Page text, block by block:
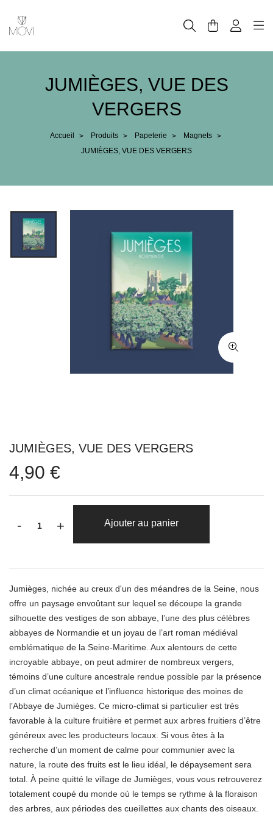
JUMIÈGES, VUE DES
VERGERS
Accueil > Produits > Papeterie > Magnets
>
JUMIÈGES, VUE DES VERGERS
JUMIÈGES, VUE DES VERGERS
4,90 €
- + Ajouter au panier
Jumièges, nichée au creux d'un des méandres de la Seine, nous
offre un paysage envoûtant sur lequel se découpe la grande
silhouette des vestiges de son abbaye, l’une des plus célèbres
abbayes de Normandie et un joyau de l’art roman médiéval
emblématique de la Seine-Maritime . Aux alentours de cette
incroyable abbaye, on peut admirer de nombreux vergers,
témoins d’une culture ancestrale rendue possible par la présence
d’un climat océanique et l’influence historique des moines de
l’Abbaye de Jumièges. Ce micro-climat si particulier est très
favorable à la culture fruitière et permet aux arbres fruitiers d’être
généreux avec les producteurs locaux. Si vous êtes à la
recherche d’un moment de calme pour communier avec la
nature, la route des fruits est le lieu idéal, le dépaysement sera
total. À peine quitté le village de Jumièges , vous vous retrouverez
totalement coupé du monde où le temps se rythme à la floraison
des arbres, aux périodes des cueillettes aux chants des oiseaux.